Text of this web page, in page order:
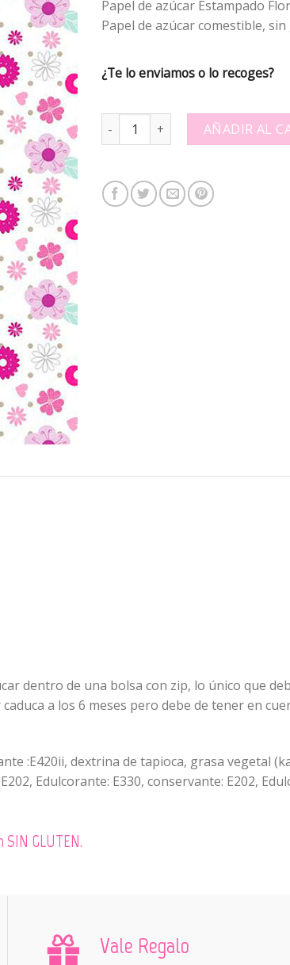
Papel de azúcar Estampado
Papel de azúcar comestible,
¿Te lo enviamos o lo recoges?
Papel de azúcar Estampado
AÑADIR AL
dentro de una bolsa con zip, lo único que
a los 6 meses pero debe de tener en
:E420ii, dextrina de tapioca, grasa vegetal
Edulcorante: E330, conservante: E202,
SIN GLUTEN.
Vale Regalo